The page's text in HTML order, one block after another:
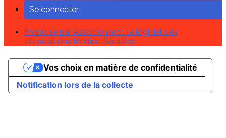
Se connecter
Propulsé par AssoConnect, le logiciel des
associations Médico-Sociales
Notification lors de la collecte
Vos choix en matière de confidentialité